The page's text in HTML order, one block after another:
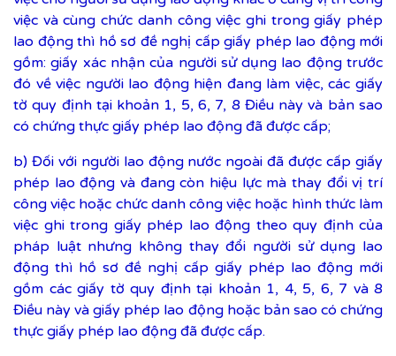
việc và cùng chức danh công việc ghi trong giấy phép
lao động thì hồ sơ đề nghị cấp giấy phép lao động mới
gồm: giấy xác nhận của người sử dụng lao động trước
đó về việc người lao động hiện đang làm việc, các giấy
tờ quy định tại khoản 1, 5, 6, 7, 8 Điều này và bản sao
có chứng thực giấy phép lao động đã được cấp;
b) Đối với người lao động nước ngoài đã được cấp giấy
phép lao động và đang còn hiệu lực mà thay đổi vị trí
công việc hoặc chức danh công việc hoặc hình thức làm
việc ghi trong giấy phép lao động theo quy định của
pháp luật nhưng không thay đổi người sử dụng lao
động thì hồ sơ đề nghị cấp giấy phép lao động mới
gồm các giấy tờ quy định tại khoản 1, 4, 5, 6, 7 và 8
Điều này và giấy phép lao động hoặc bản sao có chứng
thực giấy phép lao động đã được cấp.